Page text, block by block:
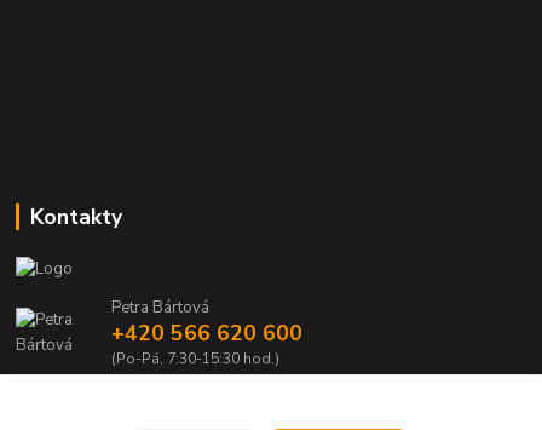
Kontakty
Petra Bártová
+420 566 620 600
(Po-Pá, 7:30-15:30 hod.)